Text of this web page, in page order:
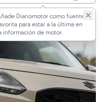
Diariomotor como fuente
para estar a la última en
información de motor.